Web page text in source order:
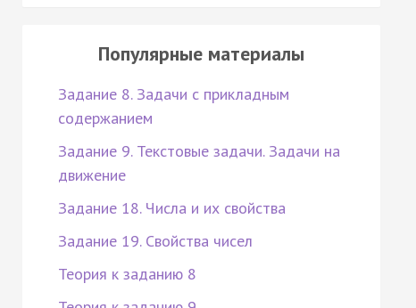
Популярные материалы
Задание 8. Задачи с прикладным
содержанием
Задание 9. Текстовые задачи. Задачи на
движение
Задание 18. Числа и их свойства
Задание 19. Свойства чисел
Теория к заданию 8